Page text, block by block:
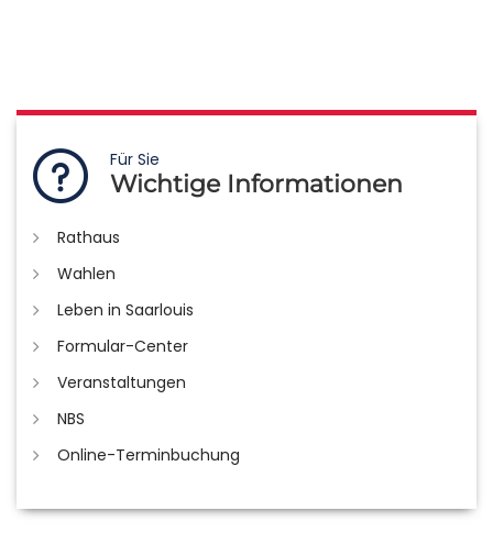
Für Sie
Wichtige Informationen
Rathaus
Wahlen
Leben in Saarlouis
Formular-Center
Veranstaltungen
NBS
Online-Terminbuchung